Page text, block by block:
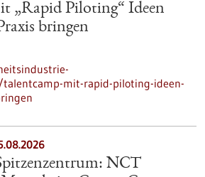
„Rapid Piloting“ Ideen
bringen
mit-rapid-piloting-ideen-
NCT